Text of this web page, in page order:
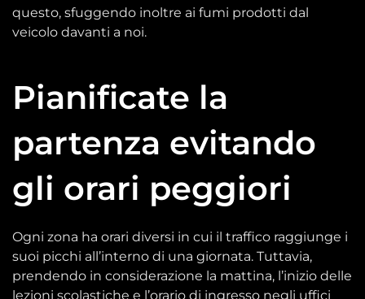
questo, sfuggendo inoltre ai fumi prodotti dal
veicolo davanti a noi.
Pianificate la
partenza evitando
gli orari peggiori
Ogni zona ha orari diversi in cui il traffico raggiunge i
suoi picchi all’interno di una giornata. Tuttavia,
prendendo in considerazione la mattina, l’inizio delle
lezioni scolastiche e l’orario di ingresso negli uffici